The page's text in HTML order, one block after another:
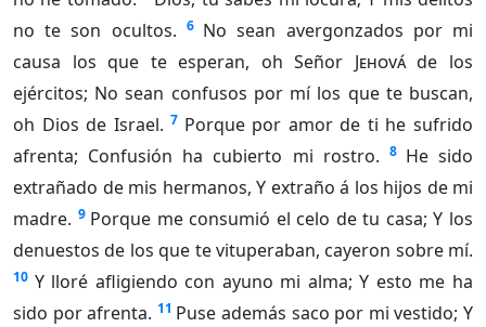
no te son ocultos. 6 No sean avergonzados por mi
causa los que te esperan, oh Señor Jehováde los
ejércitos; No sean confusos por mí los que te buscan,
oh Dios de Israel. 7 Porque por amor de ti he sufrido
afrenta; Confusión ha cubierto mi rostro. 8 He sido
extrañado de mis hermanos, Y extraño á los hijos de mi
madre. 9 Porque me consumió el celo de tu casa; Y los
denuestos de los que te vituperaban, cayeron sobre mí.
10 Y lloré afligiendo con ayuno mi alma; Y esto me ha
sido por afrenta. 11 Puse además saco por mi vestido; Y